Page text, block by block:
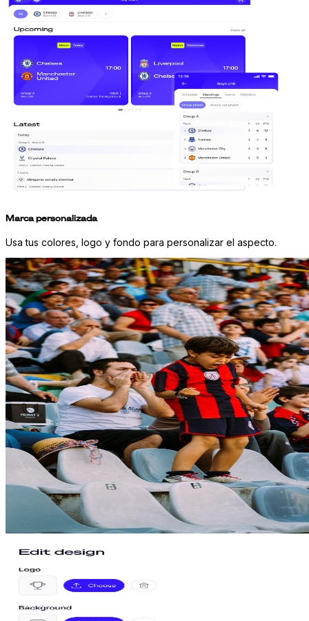
Marca personalizada
Usa tus colores, logo y fondo para personalizar el aspecto.